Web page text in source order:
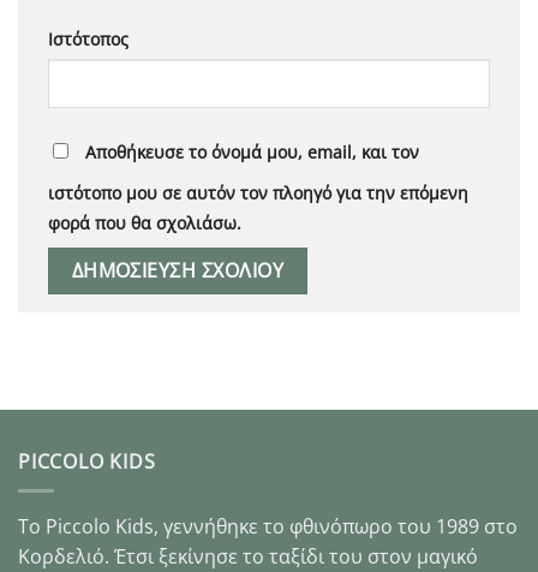
Ιστότοπος
Αποθήκευσε το όνομά μου, email, και τον
ιστότοπο μου σε αυτόν τον πλοηγό για την επόμενη
φορά που θα σχολιάσω.
PICCOLO KIDS
Το Piccolo Kids, γεννήθηκε το φθινόπωρο του 1989 στo
Κορδελιό. Έτσι ξεκίνησε το ταξίδι του στον μαγικό